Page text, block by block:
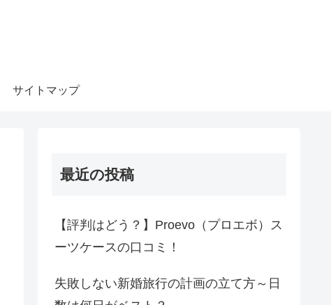
サイトマップ
最近の投稿
【評判はどう？】Proevo（プロエボ）ス
ーツケースの口コミ！
失敗しない新婚旅行の計画の立て方～日